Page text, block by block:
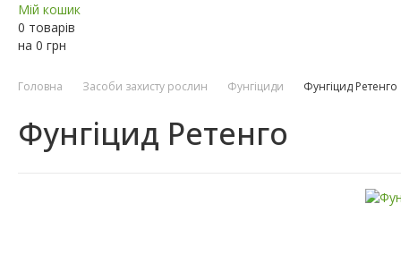
Мій кошик
0 товарів
на 0 грн
Головна Засоби захисту рослин Фунгіциди Фунгіцид Ретенго
Фунгіцид Ретенго